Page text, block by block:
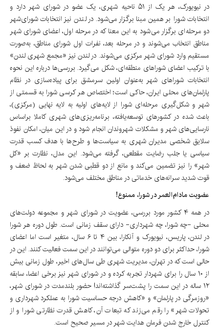
در نیویورک، هر یک از ۵۱ ناحیه شهری، یک عضو در شورای شهر دارد و
انتخابات شورا بر همین مبنا برگزار می‌شود. در لندن نیز انتخابات شورای‌شهر
دو مرحله‌ای برگزار می‌شود به این معنا که در مرحله اول، اعضای شورای شهر
مناطق انتخاب می‌شوند و در مرحله بعد، نفرات اول شورای مناطق، به‌صورت
مستقیم وارد شورای شهر مرکزی می‌شوند. در لندن نیز «مجمع شهری لندن»
با ترکیب اعضای شوراهای منطقه‌ای، شکل می‌گیرد. بررسی‌ها درباره این نحوه
انتخابات شوراهای شهر به‌عنوان اولین سرمشق برای پیاده‌سازی در نظام
پارلمان‌های محلی ایران، حاکی است؛ اختصاص هر کرسی شورا به قسمتی از
شهر و شکل‌گیری مرحله‌ای شورا از لایه‌های اولیه به لایه نهایی (مرکزی)،
باعث شده در کشورهای توسعه‌یافته، برنامه‌ریزی‌های شهری کاملا براساس
نارسایی‌های شهر و مشکلات شهروندان انجام شود و در این میان، امکان نفوذ
سلایق شخصی مدیران شهری به سیاست‌ها و طرح‌ها با هدف کسب قدرت
سیاسی یا جلب رضایت مقطعی، گرفته می‌شود. این مدل، نظارت بر «کل
شهر» را نیز تضمین می‌کند و مانع از دو قطبی شدن شهر به لحاظ ضعف و
قوت شدید سرانه‌های خدماتی در مناطق مختلف می‌شود.
عضویت مادام‌العمر در شورا، ممنوع!
در همه ۴ کشور مورد بررسی، عضویت در شورای شهر و مجموعه دولت‌های
محلی -چه شورا، چه شهرداری- دارای سقف زمانی است. طول دوره هر شورا
در لندن، پاریس، نیویورک و آنکارا، بین ۴ تا ۶ سال، متغیر است اما اعضای
شورا، حداکثر برای دو دوره متوالی می‌توانند در این سمت فعالیت کنند. این در
حالی است که در تهران، مدیریت شهری طی سال‌های اخیر، طول زمانی بیش
از ۱۰ سال را برای شهردار تجربه کرده و در شورای شهر نیز برخی اعضا، سابقه
۱۲ ساله در این سمت را پشت‌سر گذاشته‌اند! حضور بلندمدت در شورای شهر،
«روزمرگی در پارلمان» و «کاهش درجه حساسیت شورا به عملکرد شهرداری و
تحولات شهر» را رقم می‌زند که تبعات آن، کاهش قدرت نظارتی شورا و از
کنترل خارج شدن فرمان هدایت شهر در مسیر صحیح است.